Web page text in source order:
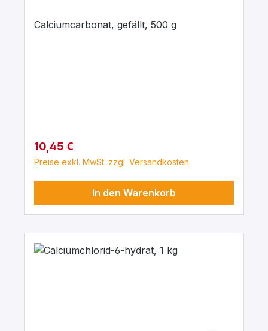
Calciumcarbonat, gefällt, 500 g
Regulärer Preis:
10,45 €
Preise exkl. MwSt. zzgl. Versandkosten
In den Warenkorb